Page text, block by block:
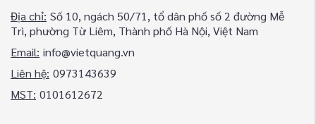
Địa chỉ: Số 10, ngách 50/71, tổ dân phố số 2 đường Mễ
Trì, phường Từ Liêm, Thành phố Hà Nội, Việt Nam
Email: info@vietquang.vn
Liên hệ: 0973143639
MST: 0101612672